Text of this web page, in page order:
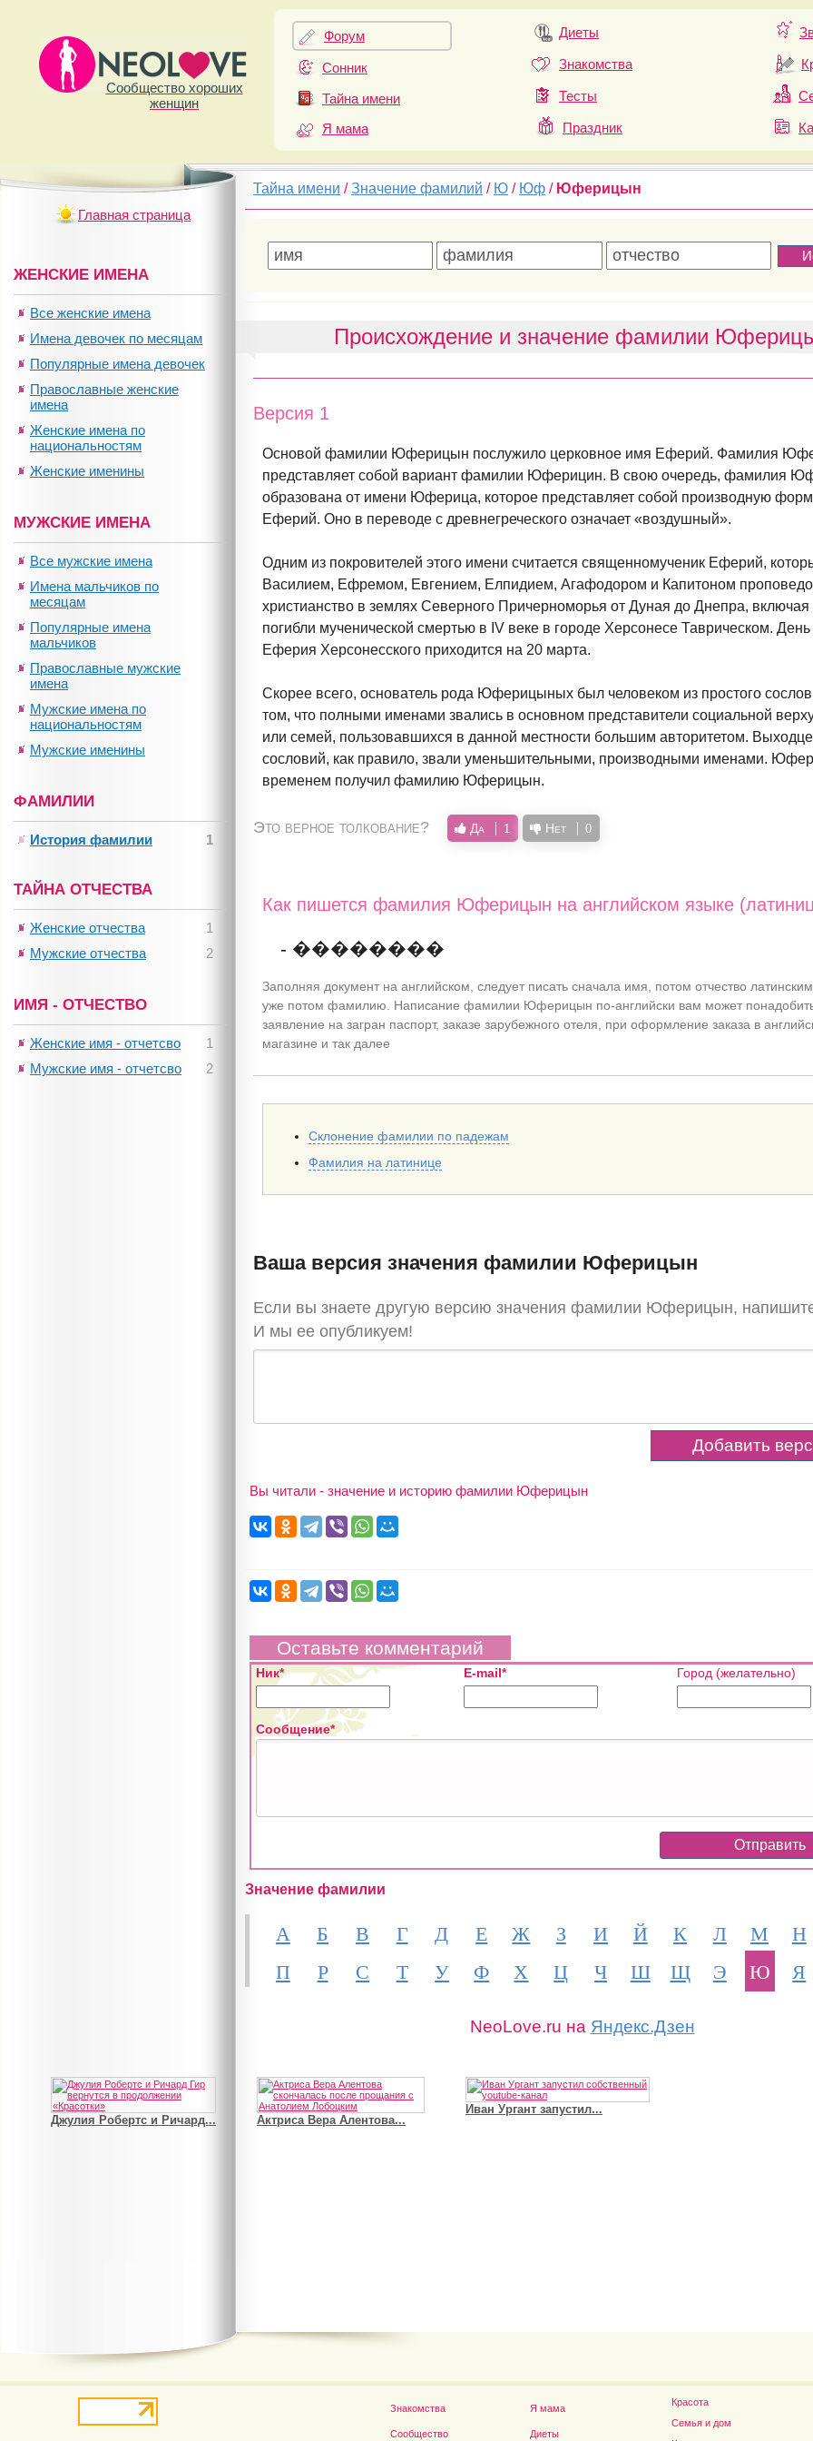
Сообщество хороших
женщин
Форум
Сонник
Тайна имени
Я мама
Диеты
Знакомства
Тесты
Праздник
Тайна имени /Значение фамилий / Ю / Юф / Юферицын
Происхождение и значение фамилии
Версия 1
Основой фамилии Юферицын послужило церковное имя Еферий. Фамилия
представляет собой вариант фамилии Юферицин. В свою очередь, фамилия
образована от имени Юферица, которое представляет собой производную
Еферий. Оно в переводе с древнегреческого означает «воздушный».
Одним из покровителей этого имени считается священномученик Еферий,
Василием, Ефремом, Евгением, Елпидием, Агафодором и Капитоном
христианство в землях Северного Причерноморья от Дуная до Днепра,
погибли мученической смертью в IV веке в городе Херсонесе Таврическом.
Еферия Херсонесского приходится на 20 марта.
Скорее всего, основатель рода Юферицыных был человеком из простого
том, что полными именами звались в основном представители социальной
или семей, пользовавшихся в данной местности большим авторитетом.
сословий, как правило, звали уменьшительными, производными именами.
временем получил фамилию Юферицын.
Это верное толкование? Да 1 Нет 0
Как пишется фамилия Юферицын на английском языке
- ��������
Заполняя документ на английском, следует писать сначала имя, потом отчество
уже потом фамилию. Написание фамилии Юферицын по-английски вам может
заявление на загран паспорт, заказе зарубежного отеля, при оформление заказа в
магазине и так далее
Склонение фамилии по падежам
Фамилия на латинице
Ваша версия значения фамилии Юферицын
Если вы знаете другую версию значения фамилии Юферицын,
И мы ее опубликуем!
Вы читали - значение и историю фамилии Юферицын
Оставьте комментарий
Ник* E-mail* Город (желательно)
Сообщение*
Значение фамилии
А Б В Г Д Е Ж З И Й К Л М
Н
П
Р С Т У Ф Х Ц Ч Ш Щ Э Ю Я
NeoLove.ru на Яндекс.Дзен
Главная страница
ЖЕНСКИЕ ИМЕНА
Все женские имена
Имена девочек по месяцам
Популярные имена девочек
Православные женские
имена
Женские имена по
национальностям
Женские именины
МУЖСКИЕ ИМЕНА
Все мужские имена
Имена мальчиков по
месяцам
Популярные имена
мальчиков
Православные мужские
имена
Мужские имена по
национальностям
Мужские именины
ФАМИЛИИ
1
История фамилии
ТАЙНА ОТЧЕСТВА
1
Женские отчества
2
Мужские отчества
ИМЯ - ОТЧЕСТВО
1
Женские имя - отчетсво
2
Мужские имя - отчетсво
Актриса Вера Алентова...
Иван Ургант запустил...
Знакомства
Сообщество
Я мама
Диеты
Красота
Семья и дом